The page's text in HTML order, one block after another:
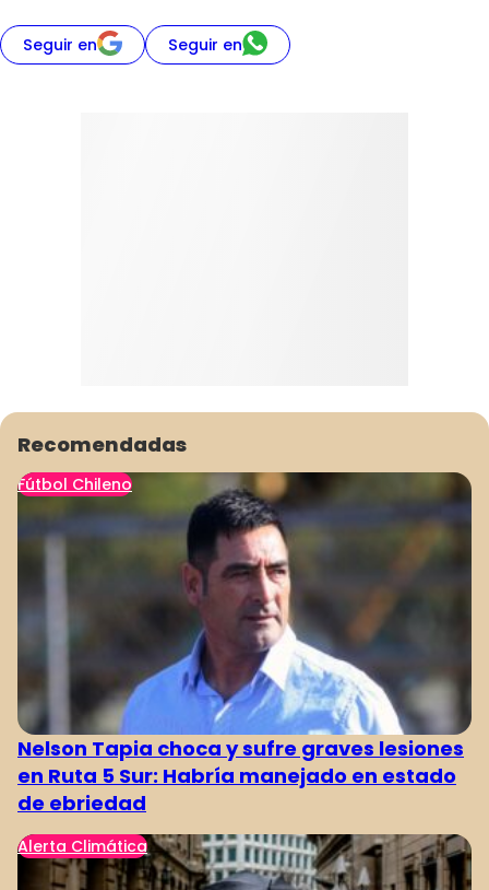
Seguir en Seguir en
Recomendadas
Fútbol Chileno
Nelson Tapia choca y sufre graves lesiones
en Ruta 5 Sur: Habría manejado en estado
de ebriedad
Alerta Climática